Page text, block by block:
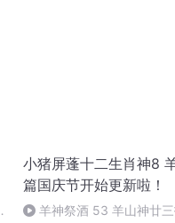
小猪屏蓬十二生肖神8
篇国庆节开始更新啦！
羊神祭酒 53 羊山神廿三